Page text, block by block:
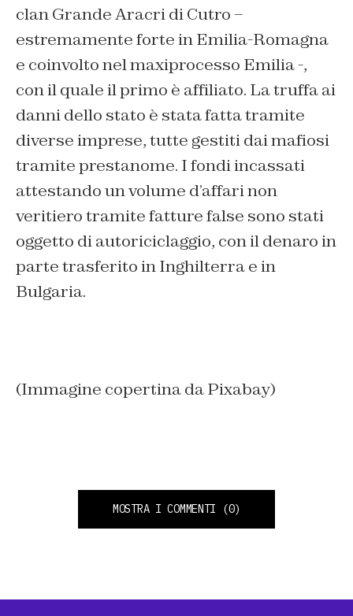
clan Grande Aracri di Cutro –
estremamente forte in Emilia-Romagna
e coinvolto nel maxiprocesso Emilia -,
con il quale il primo è affiliato. La truffa ai
danni dello stato è stata fatta tramite
diverse imprese, tutte gestiti dai mafiosi
tramite prestanome. I fondi incassati
attestando un volume d’affari non
veritiero tramite fatture false sono stati
oggetto di autoriciclaggio, con il denaro in
parte trasferito in Inghilterra e in
Bulgaria.
(Immagine copertina da Pixabay)
MOSTRA I COMMENTI (0)